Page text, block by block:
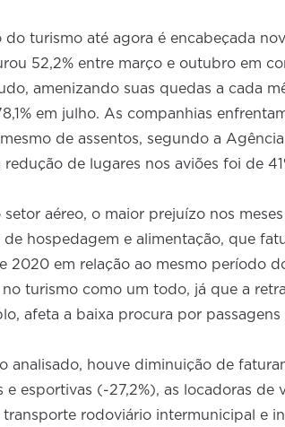
do turismo até agora é encabeçada
52,2% entre março e outubro em
amenizando suas quedas a cada
em julho. As companhias
de assentos, segundo a
de lugares nos aviões foi de
setor aéreo, o maior prejuízo nos
hospedagem e alimentação, que
2020 em relação ao mesmo período
turismo como um todo, já que a
afeta a baixa procura por passagens
analisado, houve diminuição de
e esportivas (-27,2%), as locadoras
transporte rodoviário intermunicipal e